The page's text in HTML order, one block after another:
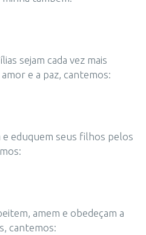
sejam cada vez mais
e a paz, cantemos:
e eduquem seus filhos pelos
amem e obedeçam a
cantemos: